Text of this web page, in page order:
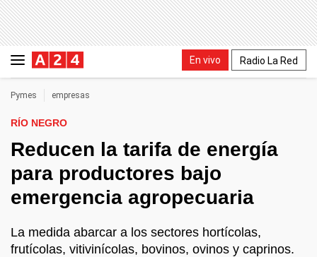
En vivo Radio La Red
Pymes empresas
RÍO NEGRO
Reducen la tarifa de energía
para productores bajo
emergencia agropecuaria
La medida abarcar a los sectores hortícolas,
frutícolas, vitivinícolas, bovinos, ovinos y caprinos.